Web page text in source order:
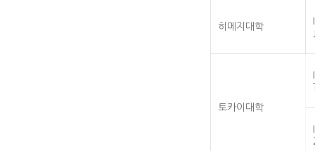
히메지대학
토카이대학